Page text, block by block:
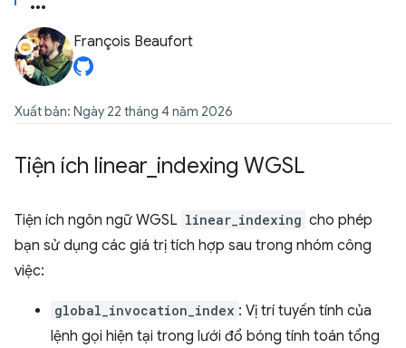
François Beaufort
Xuất bản: Ngày 22 tháng 4 năm 2026
Tiện ích linear indexing WGSL
Tiện ích ngôn ngữ WGSL linear_indexing cho phép
bạn sử dụng các giá trị tích hợp sau trong nhóm công
việc:
global_invocation_index : Vị trí tuyến tính của
lệnh gọi hiện tại trong lưới đổ bóng tính toán tổng